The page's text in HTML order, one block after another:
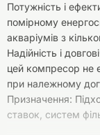
Потужність і
помірному
акваріумів з
Надійність і
цей компресор не
при належному
Призначення:
ставок, систем